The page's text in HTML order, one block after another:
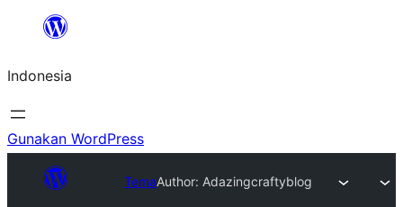
Lewati
konten
Indonesia
Gunakan WordPress
TemaAuthor: Adazingcraftyblog